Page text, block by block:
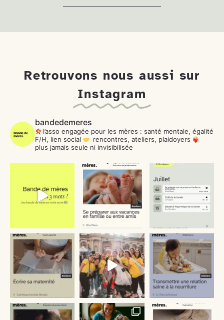
Retrouvons nous aussi sur
Instagram
bandedemeres
l’asso engagée pour les mères : santé mentale, égalité
F/H, lien social
rencontres, ateliers, plaidoyers
plus jamais seule ni invisibilisée